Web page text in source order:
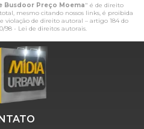
Busdoor Preço Moema" é de direito
mesmo citando nossos links, é proibida
violação de direito autoral – artigo 184 do
98 - Lei de direitos autorais.